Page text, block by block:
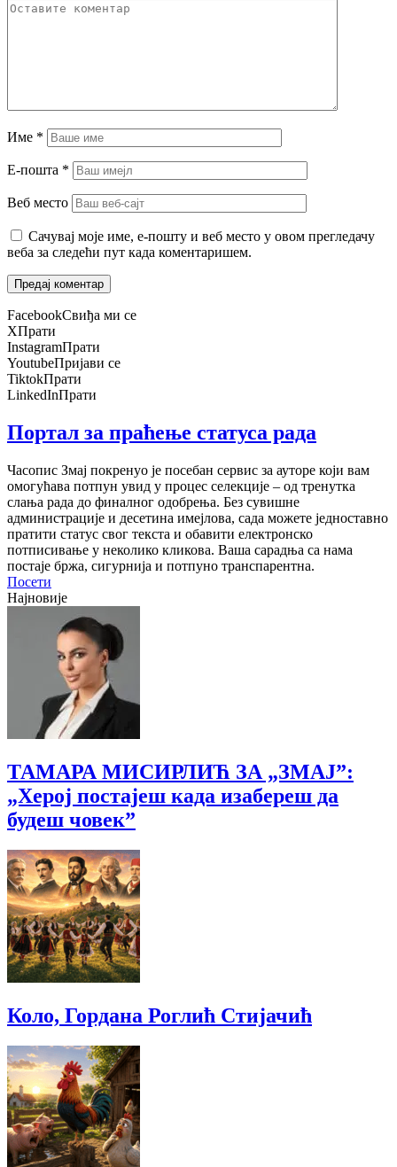
Име *
Е-пошта *
Веб место
Сачувај моје име, е-пошту и веб место у овом прегледачу
веба за следећи пут када коментаришем.
FacebookСвиђа ми се
XПрати
InstagramПрати
YoutubeПријави се
TiktokПрати
LinkedInПрати
Портал за праћење статуса рада
Часопис Змај покренуо је посебан сервис за ауторе који вам
омогућава потпун увид у процес селекције – од тренутка
слања рада до финалног одобрења. Без сувишне
администрације и десетина имејлова, сада можете једноставно
пратити статус свог текста и обавити електронско
потписивање у неколико кликова. Ваша сарадња са нама
постаје бржа, сигурнија и потпуно транспарентна.
Посети
Најновије
ТАМАРА МИСИРЛИЋ ЗА „ЗМАЈ”:
„Херој постајеш када изабереш да
будеш човек”
Коло, Гордана Роглић Стијачић